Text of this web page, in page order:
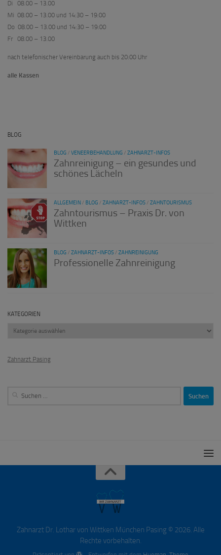
Di 08.00 – 13.00
Mi 08.00 – 13.00 und 14:30 – 19:00
Do 08.00 – 13.00 und 14:30 – 19:00
Fr 08.00 – 13.00
nach telefonischer Vereinbarung auch bis 20:00 Uhr
alle Kassen
BLOG
BLOG / VENEERBEHANDLUNG / ZAHNARZT-INFOS
Zahnreinigung – ein gesundes und
schönes Lächeln
ALLGEMEIN / BLOG / ZAHNARZT-INFOS / ZAHNTOURISMUS
Zahntourismus – Praxis Dr. von
Wittken
BLOG / ZAHNARZT-INFOS / ZAHNREINIGUNG
Professionelle Zahnreinigung
KATEGORIEN
Kategorien
Zahnarzt Pasing
Suchen
Zahnarzt Dr. Lothar von Wittken München Pasing © 2026. Alle
Rechte vorbehalten.